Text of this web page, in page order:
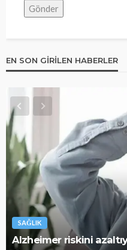
EN SON GIRILEN HABERLER
SAĞLIK
Alzheimer riskini